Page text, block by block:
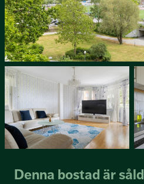
Denna bostad är såld